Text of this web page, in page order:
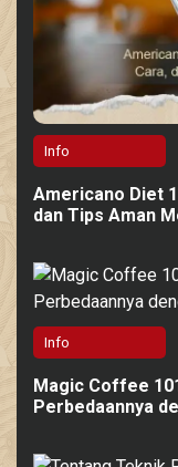
Info
Americano Diet
dan Tips Aman
Info
Magic Coffee
Perbedaannya